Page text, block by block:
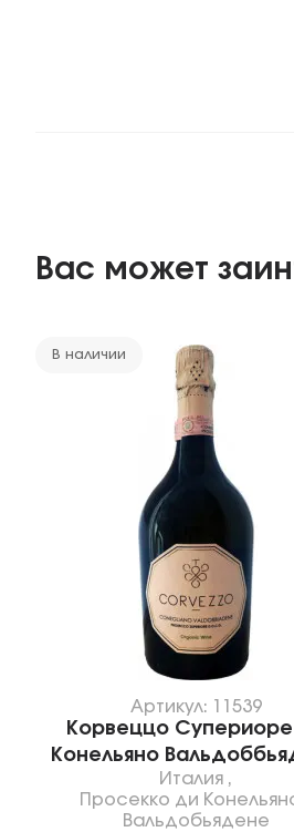
Вас может
В наличии
Артикул: 11539
Корвеццо
Конельяно
Италия ,
Просекко ди
Вальдобьядене